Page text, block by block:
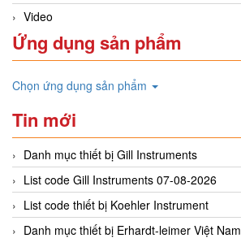
Video
Ứng dụng sản phẩm
Chọn ứng dụng sản phẩm
Tin mới
Danh mục thiết bị Gill Instruments
List code Gill Instruments 07-08-2026
List code thiết bị Koehler Instrument
Danh mục thiết bị Erhardt-leimer Việt Nam